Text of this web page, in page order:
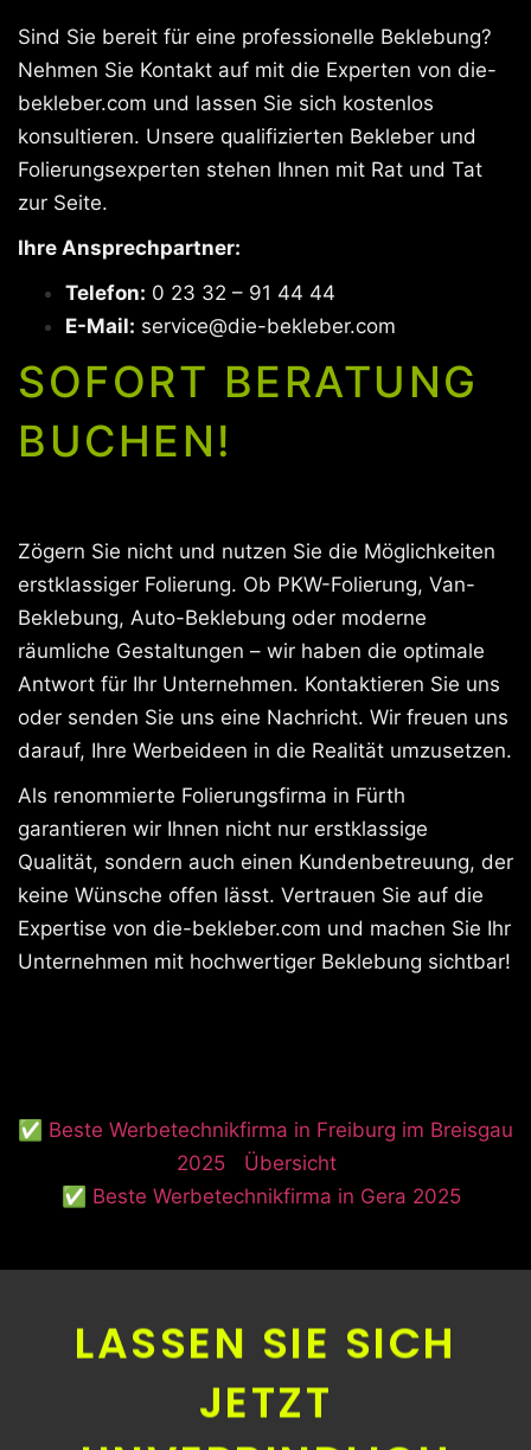
Sind Sie bereit für eine professionelle Beklebung?
Nehmen Sie Kontakt auf mit die Experten von die-
bekleber.com und lassen Sie sich kostenlos
konsultieren. Unsere qualifizierten Bekleber und
Folierungsexperten stehen Ihnen mit Rat und Tat
zur Seite.
Ihre Ansprechpartner:
Telefon: 0 23 32 – 91 44 44
E-Mail: service@die-bekleber.com
SOFORT BERATUNG
BUCHEN!
Zögern Sie nicht und nutzen Sie die Möglichkeiten
erstklassiger Folierung. Ob PKW-Folierung, Van-
Beklebung, Auto-Beklebung oder moderne
räumliche Gestaltungen – wir haben die optimale
Antwort für Ihr Unternehmen. Kontaktieren Sie uns
oder senden Sie uns eine Nachricht. Wir freuen uns
darauf, Ihre Werbeideen in die Realität umzusetzen.
Als renommierte Folierungsfirma in Fürth
garantieren wir Ihnen nicht nur erstklassige
Qualität, sondern auch einen Kundenbetreuung, der
keine Wünsche offen lässt. Vertrauen Sie auf die
Expertise von die-bekleber.com und machen Sie Ihr
Unternehmen mit hochwertiger Beklebung sichtbar!
✅ Beste Werbetechnikfirma in Freiburg im Breisgau
2025
Übersicht
✅ Beste Werbetechnikfirma in Gera 2025
LASSEN SIE SICH
JETZT